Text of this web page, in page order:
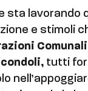
sta lavorando
e stimoli
tutti